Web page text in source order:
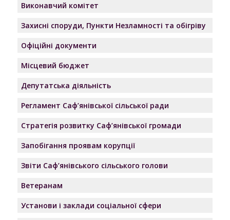
Виконавчий комітет
Захисні споруди, Пункти Незламності та обігріву
Офіційні документи
Місцевий бюджет
Депутатська діяльність
Регламент Саф’янівської сільської ради
Стратегія розвитку Саф’янівської громади
Запобігання проявам корупції
Звіти Саф’янівського сільського голови
Ветеранам
Установи і заклади соціальної сфери